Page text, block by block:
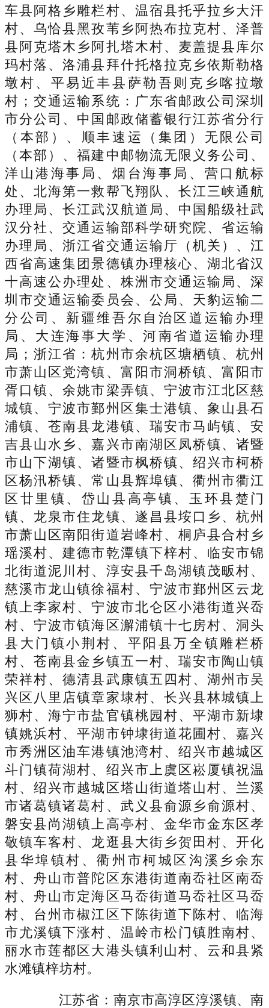
车县阿格乡雕栏村、温宿县托乎拉乡大汗
村、乌恰县黑孜苇乡阿热布拉克村、泽普
县阿克塔木乡阿扎塔木村、麦盖提县库尔
玛村落、洛浦县拜什托格拉克乡依斯勒格
墩村、平易近丰县萨勒吾则克乡喀拉墩
村；交通运输系统：广东省邮政公司深圳
市分公司、中国邮政储蓄银行江苏省分行
（本部）、顺丰速运（集团）无限公司
（本部）、福建中邮物流无限义务公司、
洋山港海事局、烟台海事局、营口航标
处、北海第一救帮飞翔队、长江三峡通航
办理局、长江武汉航道局、中国船级社武
汉分社、交通运输部科学研究院、省运输
办理局、浙江省交通运输厅（机关）、江
西省高速集团景德镇办理核心、湖北省汉
十高速公办理处、株洲市交通运输局、深
圳市交通运输委员会、公局、天豹运输二
分公司、新疆维吾尔自治区道运输办理
局、大连海事大学、河南省道运输办理
局；浙江省：杭州市余杭区塘栖镇、杭州
市萧山区党湾镇、富阳市洞桥镇、富阳市
胥口镇、余姚市梁弄镇、宁波市江北区慈
城镇、宁波市鄞州区集士港镇、象山县石
浦镇、苍南县龙港镇、瑞安市马屿镇、安
吉县山水乡、嘉兴市南湖区凤桥镇、诸暨
市山下湖镇、诸暨市枫桥镇、绍兴市柯桥
区杨汛桥镇、常山县辉埠镇、衢州市衢江
区廿里镇、岱山县高亭镇、玉环县楚门
镇、龙泉市住龙镇、遂昌县垵口乡、杭州
市萧山区南阳街道岩峰村、桐庐县合村乡
瑶溪村、建德市乾潭镇下梓村、临安市锦
北街道泥川村、淳安县千岛湖镇茂畈村、
慈溪市龙山镇徐福村、宁波市鄞州区云龙
镇上李家村、宁波市北仑区小港街道兴岙
村、宁波市镇海区澥浦镇十七房村、洞头
县大门镇小荆村、平阳县万全镇雕栏桥
村、苍南县金乡镇五一村、瑞安市陶山镇
荣祥村、德清县武康镇五四村、湖州市吴
兴区八里店镇章家埭村、长兴县林城镇上
狮村、海宁市盐官镇桃园村、平湖市新埭
镇姚浜村、平湖市钟埭街道花圃村、嘉兴
市秀洲区油车港镇池湾村、绍兴市越城区
斗门镇荷湖村、绍兴市上虞区崧厦镇祝温
村、绍兴市越城区塔山街道塔山村、兰溪
市诸葛镇诸葛村、武义县俞源乡俞源村、
磐安县尚湖镇上高亭村、金华市金东区孝
敬镇车客村、龙逛县大街乡贺田村、开化
县华埠镇村、衢州市柯城区沟溪乡余东
村、舟山市普陀区东港街道南岙社区南岙
村、舟山市定海区马岙街道马岙社区马岙
村、台州市椒江区下陈街道下陈村、临海
市尤溪镇下涨村、温岭市松门镇胜南村、
丽水市莲都区大港头镇利山村、云和县紧
水滩镇梓坊村。
江苏省：南京市高淳区淳溪镇、南